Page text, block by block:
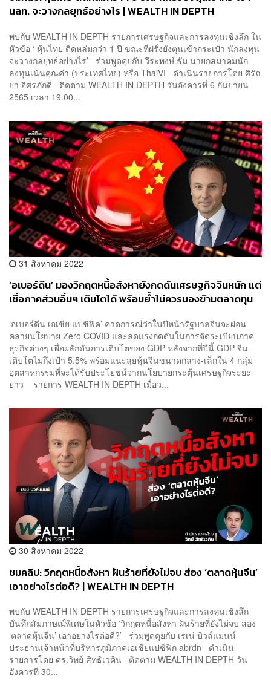
นลท. จะวางกลยุทธ์อย่างไร | WEALTH IN DEPTH
พบกับ WEALTH IN DEPTH รายการเศรษฐกิจและการลงทุนเชิงลึก ใน
หัวข้อ ‘ หุ้นไทย ติดหล่มกว่า 1 ปี ขณะที่ฝรั่งยังตุนเข้ากระเป๋า นักลงทุน
จะวางกลยุทธ์อย่างไร’ ร่วมพูดคุยกับ วีระพงษ์ ธัม นายกสมาคมนัก
ลงทุนเน้นคุณค่า (ประเทศไทย) หรือ ThaiVI ดำเนินรายการโดย ศิรัถ
ยา อิศรภักดี ติดตาม WEALTH IN DEPTH วันอังคารที่ 6 กันยายน
2565 เวลา 19.00...
31 สิงหาคม 2022
‘อเบอร์ดีน’ มองวิกฤตหนี้อสังหายังกดดันเศรษฐกิจจีนหนัก แต่
เชื่อภาคส่วนอื่นๆ เติบโตได้ พร้อมย้ำไม่ควรมองข้ามตลาดทุน
‘อเบอร์ดีน เอเชีย แปซิฟิค’ คาดการณ์ว่าในปีหน้ารัฐบาลจีนจะผ่อน
คลายนโยบาย Zero COVID และลดแรงกดดันในการจัดระเบียบภาค
ธุรกิจต่างๆ เพื่อผลักดันการเติบโตของ GDP หลังจากที่ปีนี้ GDP จีน
เติบโตไม่ถึงเป้า 5.5% พร้อมแนะลุยหุ้นจีนขนาดกลาง-เล็กใน 4 กลุ่ม
อุตสาหกรรมที่จะได้รับประโยชน์จากนโยบายกระตุ้นเศรษฐกิจระยะ
ยาว รายการ WEALTH IN DEPTH เมื่อว...
30 สิงหาคม 2022
ชมคลิป: วิกฤตหนี้อสังหา ฝันร้ายที่ยังไม่จบ ส่อง ‘ตลาดหุ้นจีน’
เอาอย่างไรต่อดี? | WEALTH IN DEPTH
พบกับ WEALTH IN DEPTH รายการเศรษฐกิจและการลงทุนเชิงลึก
บันทึกสัมภาษณ์พิเศษในหัวข้อ ‘วิกฤตหนี้อสังหา ฝันร้ายที่ยังไม่จบ ส่อง
‘ตลาดหุ้นจีน’ เอาอย่างไรต่อดี?’ ร่วมพูดคุยกับ เรเน่ บิวล์แมนน์
ประธานเจ้าหน้าที่บริหารภูมิภาคเอเชียแปซิฟิก abrdn ดำเนิน
รายการโดย ดร.วิทย์ สิทธิเวคิน ติดตาม WEALTH IN DEPTH วัน
อังคารที่ 30...